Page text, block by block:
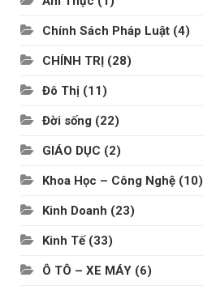
Chính Sách Pháp Luật (4)
CHÍNH TRỊ (28)
Đô Thị (11)
Đời sống (22)
GIÁO DỤC (2)
Khoa Học – Công Nghệ (10)
Kinh Doanh (23)
Kinh Tế (33)
Ô TÔ – XE MÁY (6)